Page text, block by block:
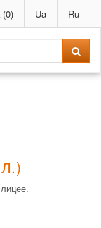
(0) Ua Ru